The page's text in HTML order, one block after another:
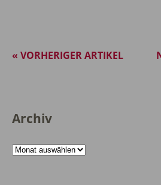
« VORHERIGER ARTIKEL
Archiv
Archiv